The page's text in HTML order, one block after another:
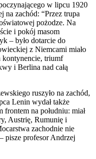
w lipcu 1920
zachód: “Przez trupa
pożodze. Na
i pokój masom
– było dotarcie do
z Niemcami miało
kontynencie, triumf
i Berlina nad całą
ruszyło na zachód,
Lenin wydał także
frontem na południu: miał
Austrię, Rumunię i
zachodnie nie
pisze profesor Andrzej